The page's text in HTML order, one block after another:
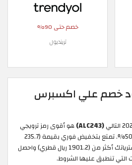
خصم حتى 90%
ترينديول
خصم علي اكسبرس
(ALC243)
هو أقوى رمز ترويجي
يقدم خصومات فعالة حتى 50%. تمتع بتخفيض فوري بقيمة (235.7
ريال قطري) عندما تكون مشترياتك أكثر من (1901.2 ريال قطري) واحصل
تنطبق عليها الشروط.